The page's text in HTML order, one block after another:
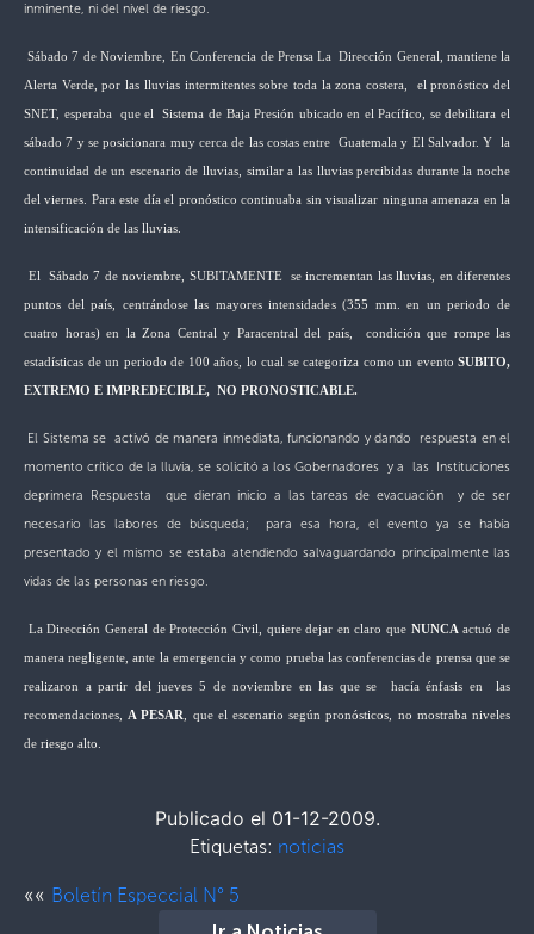
inminente, ni del nivel de riesgo.
Sábado 7 de Noviembre, En Conferencia de Prensa La Dirección General, mantiene la
Alerta Verde, por las lluvias intermitentes sobre toda la zona costera, el pronóstico del
SNET, esperaba que el Sistema de Baja Presión ubicado en el Pacífico, se debilitara el
sábado 7 y se posicionara muy cerca de las costas entre Guatemala y El Salvador. Y la
continuidad de un escenario de lluvias, similar a las lluvias percibidas durante la noche
del viernes. Para este día el pronóstico continuaba sin visualizar ninguna amenaza en la
intensificación de las lluvias.
El Sábado 7 de noviembre, SUBITAMENTE se incrementan las lluvias, en diferentes
puntos del país, centrándose las mayores intensidades (355 mm. en un periodo de
cuatro horas) en la Zona Central y Paracentral del país, condición que rompe las
estadísticas de un periodo de 100 años, lo cual se categoriza como un evento SUBITO,
EXTREMO E IMPREDECIBLE, NO PRONOSTICABLE.
El Sistema se activó de manera inmediata, funcionando y dando respuesta en el
momento crítico de la lluvia, se solicitó a los Gobernadores y a las Instituciones
deprimera Respuesta que dieran inicio a las tareas de evacuación y de ser
necesario las labores de búsqueda; para esa hora, el evento ya se había
presentado y el mismo se estaba atendiendo salvaguardando principalmente las
vidas de las personas en riesgo.
La Dirección General de Protección Civil, quiere dejar en claro que NUNCA actuó de
manera negligente, ante la emergencia y como prueba las conferencias de prensa que se
realizaron a partir del jueves 5 de noviembre en las que se hacía énfasis en las
recomendaciones, A PESAR , que el escenario según pronósticos, no mostraba niveles
de riesgo alto.
Publicado el 01-12-2009.
Etiquetas: noticias
«« Boletín Especcial N° 5